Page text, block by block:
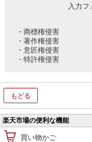
入力フ
・商標権侵害
・著作権侵害
・意匠権侵害
・特許権侵害
もどる
楽天市場の便利な機能
買い物かご